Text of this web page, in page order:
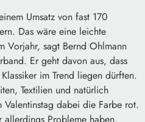
Umsatz von fast 170
Das wäre eine leichte
Vorjahr, sagt Bernd Ohlmann
Er geht davon aus, dass
im Trend liegen dürften.
Textilien und natürlich
dabei die Farbe rot.
allerdings Probleme haben,